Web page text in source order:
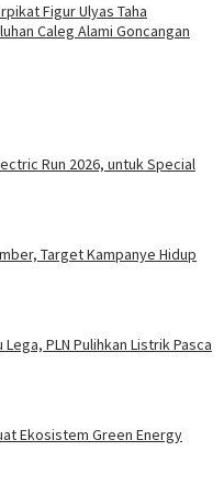
Figur Ulyas Taha
Caleg Alami Goncangan
Run 2026, untuk Special
Target Kampanye Hidup
PLN Pulihkan Listrik Pasca
Ekosistem Green Energy